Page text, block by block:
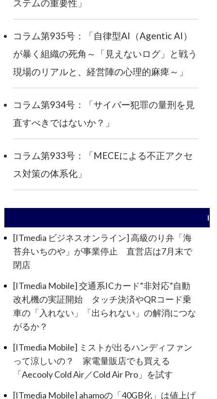
ステムの重要性」
コラム第935号：「自律型AI（Agentic AI）
が暴く組織の死角～「見えないログ」と戦う
現場のリアルと、経営陣の心理的麻痺～」
コラム第934号：「サイバー犯罪の量刑を見
直すべきではないか？」
コラム第933号：「MECEによる不正アクセ
ス対策の体系化」
IT
[ITmedia ビジネスオンライン] 高級のり弁「海
苔弁いちのや」が事業停止 直営店は7月末で
閉店
[ITmedia Mobile] 交通系ICカード“非対応”自動
改札機の実証開始 タッチ決済やQRコード乗
車の「入れない」「出られない」の解消につな
がるか？
[ITmedia Mobile] ミストが出るハンディファン
って涼しいの？ 家電量販店でも買える
「Aecooly Cold Air／Cold Air Pro」を試す
[ITmedia Mobile] ahamoの「40GB化」は値上げ